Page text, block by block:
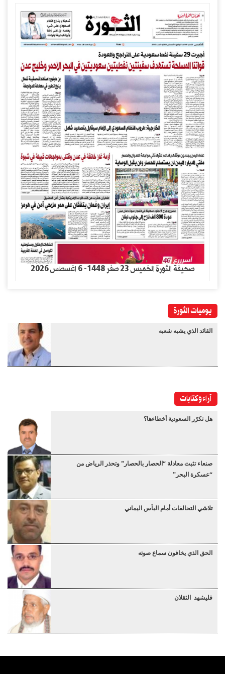
صحيفة الثورة الخميس 23 صفر 1448- 6 اغسطس 2026
يوميات الثورة
القائد الذي يشبه شعبه
آراء وكتابات
هل تكرّر السعودية أخطاءها؟
صنعاء تثبت معادلة “الحصار بالحصار” وتحذر الرياض من
“عسكرة البحر”
تلاشي التحالفات أمام البأس اليماني
الحق الذي يخافون سماع صوته
فليشهد الثقلان